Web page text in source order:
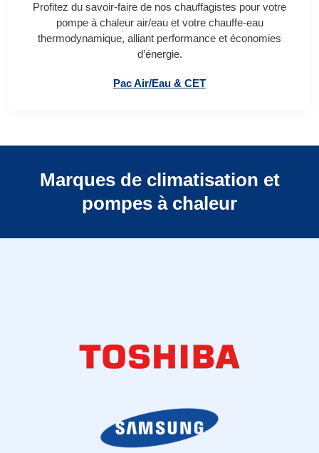
Profitez du savoir-faire de nos chauffagistes pour votre
pompe à chaleur air/eau et votre chauffe-eau
thermodynamique, alliant performance et économies
d’énergie.
Pac Air/Eau & CET
Marques de climatisation et
pompes à chaleur